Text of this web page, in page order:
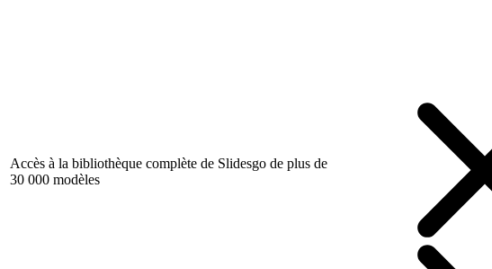
Accès à la bibliothèque complète de Slidesgo de plus de
30 000 modèles